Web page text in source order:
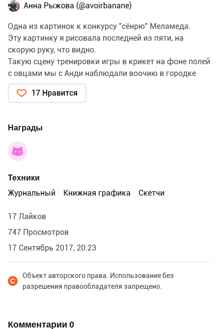
Анна Рыжова (@avoirbanane)
Одна из картинок к конкурсу "сёнрю" Меламеда.
Эту картинку я рисовала последней из пяти, на
скорую руку, что видно.
Такую сцену тренировки игры в крикет на фоне полей
с овцами мы с Анди наблюдали воочию в городке
Sedbergh.
17 Нравится
Награды
Техники
Журнальный
Книжная графика Скетчи
17 Лайков
747 Просмотров
17 Сентябрь 2017, 20:23
Объект авторского права. Использование без
разрешения правообладателя запрещено.
Комментарии 0